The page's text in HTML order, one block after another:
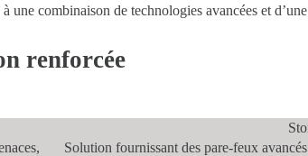
combinaison de technologies avancées et
renforcée
Solution fournissant des pare-feux avancés